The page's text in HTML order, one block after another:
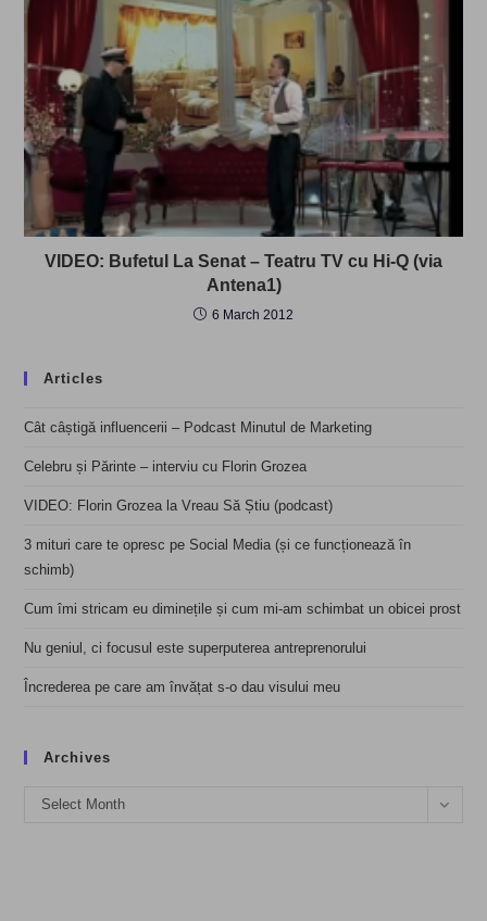
VIDEO: Bufetul La Senat – Teatru TV cu Hi-Q (via
Antena1)
6 March 2012
Articles
Cât câștigă influencerii – Podcast Minutul de Marketing
Celebru și Părinte – interviu cu Florin Grozea
VIDEO: Florin Grozea la Vreau Să Știu (podcast)
3 mituri care te opresc pe Social Media (și ce funcționează în
schimb)
Cum îmi stricam eu diminețile și cum mi-am schimbat un obicei prost
Nu geniul, ci focusul este superputerea antreprenorului
Încrederea pe care am învățat s-o dau visului meu
Archives
Archives
Select Month